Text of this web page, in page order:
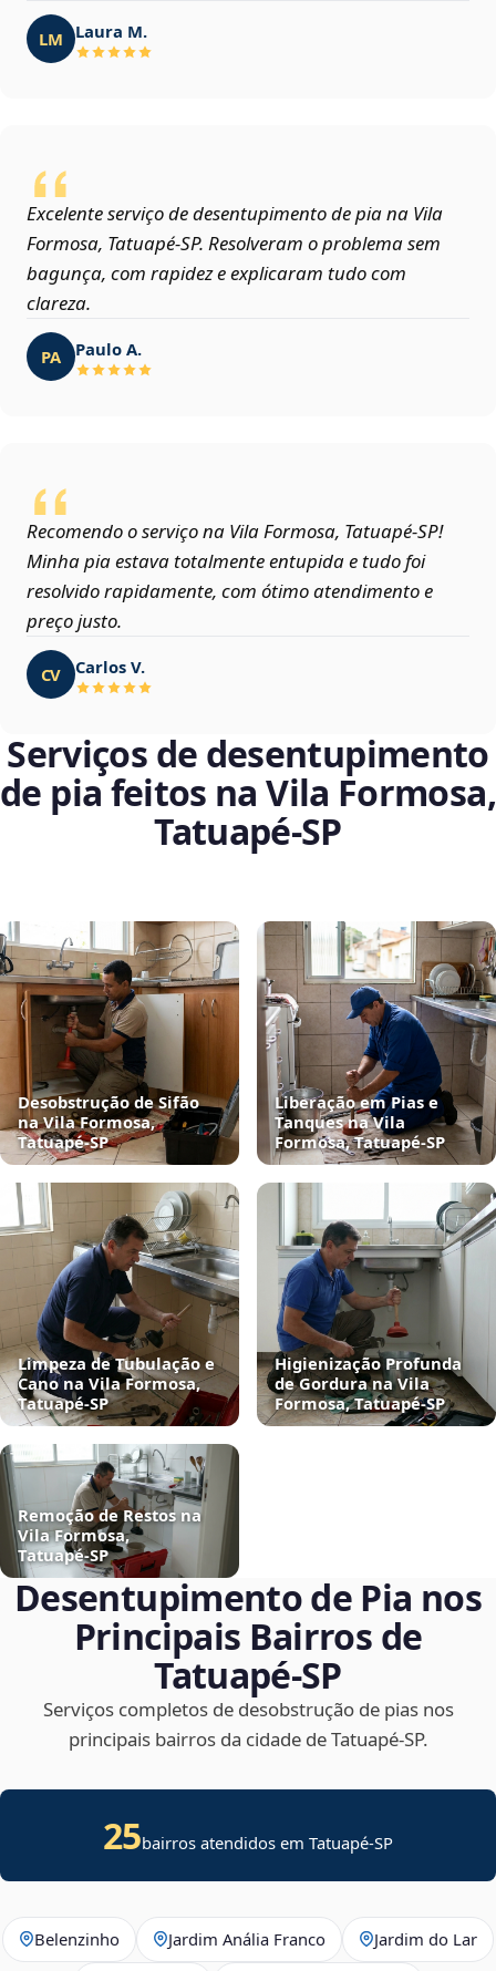
LM Laura M.
Excelente serviço de desentupimento de pia na Vila
Formosa, Tatuapé‑SP. Resolveram o problema sem
bagunça, com rapidez e explicaram tudo com
clareza.
PA Paulo A.
Recomendo o serviço na Vila Formosa, Tatuapé‑SP!
Minha pia estava totalmente entupida e tudo foi
resolvido rapidamente, com ótimo atendimento e
preço justo.
CV Carlos V.
Serviços de desentupimento
de pia feitos na Vila Formosa,
Tatuapé‑SP
Desobstrução de Sifão
na Vila Formosa,
Tatuapé‑SP
Liberação em Pias e
Tanques na Vila
Formosa, Tatuapé‑SP
Limpeza de Tubulação e
Cano na Vila Formosa,
Tatuapé‑SP
Higienização Profunda
de Gordura na Vila
Formosa, Tatuapé‑SP
Remoção de Restos na
Vila Formosa,
Tatuapé‑SP
Desentupimento de Pia nos
Principais Bairros de
Tatuapé‑SP
Serviços completos de desobstrução de pias nos
principais bairros da cidade de Tatuapé‑SP.
25bairros atendidos em Tatuapé-SP
Belenzinho Jardim Anália Franco Jardim do Lar